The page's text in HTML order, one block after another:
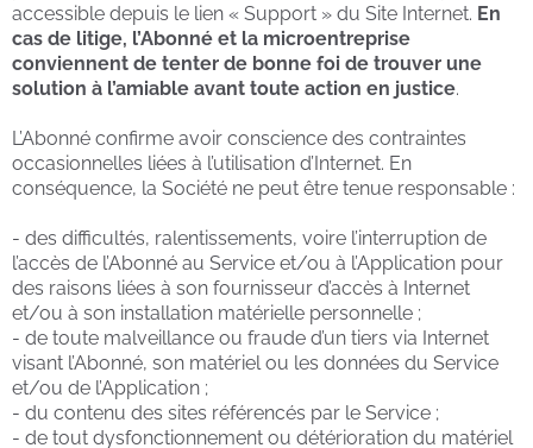
accessible depuis le lien « Support » du Site Internet. En
cas de litige, l’Abonné et la microentreprise
conviennent de tenter de bonne foi de trouver une
solution à l’amiable avant toute action en justice.
L’Abonné confirme avoir conscience des contraintes
occasionnelles liées à l’utilisation d’Internet. En
conséquence, la Société ne peut être tenue responsable :
- des difficultés, ralentissements, voire l’interruption de
l’accès de l’Abonné au Service et/ou à l’Application pour
des raisons liées à son fournisseur d’accès à Internet
et/ou à son installation matérielle personnelle ;
- de toute malveillance ou fraude d’un tiers via Internet
visant l’Abonné, son matériel ou les données du Service
et/ou de l’Application ;
- du contenu des sites référencés par le Service ;
- de tout dysfonctionnement ou détérioration du matériel